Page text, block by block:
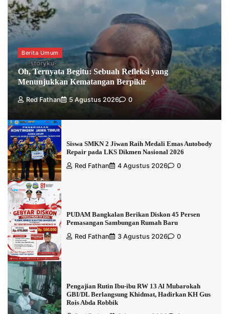
Berita Umum
Oh, Ternyata Begitu: Sebuah Refleksi yang
Menunjukkan Kematangan Berpikir
Red Fathan 5 Agustus 2026 0
Siswa SMKN 2 Jiwan Raih Medali Emas Autobody
Repair pada LKS Dikmen Nasional 2026
Red Fathan
4 Agustus 2026 0
PUDAM Bangkalan Berikan Diskon 45 Persen
Pemasangan Sambungan Rumah Baru
Red Fathan
3 Agustus 2026 0
Pengajian Rutin Ibu-ibu RW 13 Al Mubarokah
GBI/DL Berlangsung Khidmat, Hadirkan KH Gus
Rois Abda Robbik